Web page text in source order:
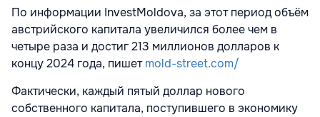
По информации InvestMoldova, за этот период объём
австрийского капитала увеличился более чем в
четыре раза и достиг 213 миллионов долларов к
концу 2024 года, пишетmold-street.com/
Фактически, каждый пятый доллар нового
собственного капитала, поступившего в экономику